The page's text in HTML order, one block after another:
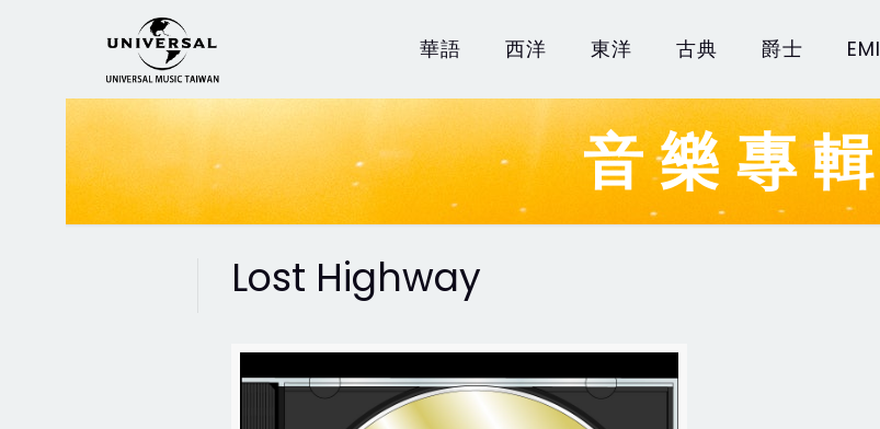
華語 西洋 東洋 古典 爵士 EMI
音樂專輯
Lost Highway